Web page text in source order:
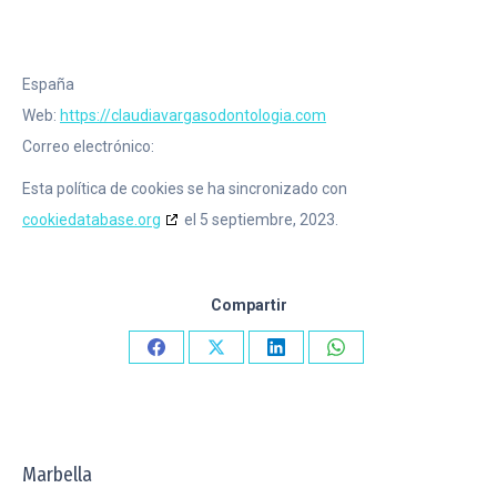
España
Web: https://claudiavargasodontologia.com
Correo electrónico:
Esta política de cookies se ha sincronizado con
cookiedatabase.org
el 5 septiembre, 2023.
Compartir
CompartirCompartirCompartirCompartir
Marbella